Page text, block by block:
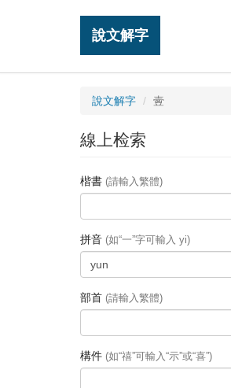
說文解字
說文解字 㚃
線上检索
楷書 (請輸入繁體)
拼音 (如“一”字可輸入 yi)
部首 (請輸入繁體)
構件 (如“禧”可輸入“示”或“喜”)